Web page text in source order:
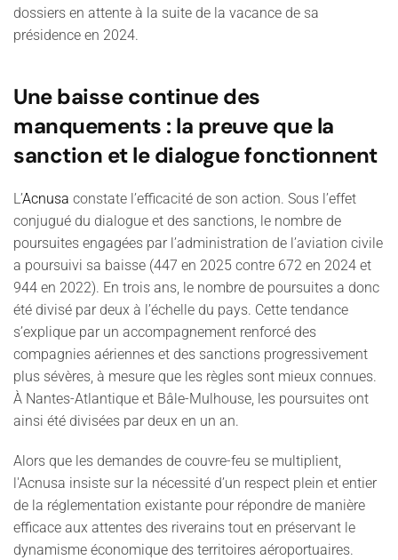
dossiers en attente à la suite de la vacance de sa
présidence en 2024.
Une baisse continue des
manquements : la preuve que la
sanction et le dialogue fonctionnent
L’Acnusa constate l’efficacité de son action. Sous l’effet
conjugué du dialogue et des sanctions, le nombre de
poursuites engagées par l’administration de l’aviation civile
a poursuivi sa baisse (447 en 2025 contre 672 en 2024 et
944 en 2022). En trois ans, le nombre de poursuites a donc
été divisé par deux à l’échelle du pays. Cette tendance
s’explique par un accompagnement renforcé des
compagnies aériennes et des sanctions progressivement
plus sévères, à mesure que les règles sont mieux connues.
À Nantes-Atlantique et Bâle-Mulhouse, les poursuites ont
ainsi été divisées par deux en un an.
Alors que les demandes de couvre-feu se multiplient,
l'Acnusa insiste sur la nécessité d’un respect plein et entier
de la réglementation existante pour répondre de manière
efficace aux attentes des riverains tout en préservant le
dynamisme économique des territoires aéroportuaires.